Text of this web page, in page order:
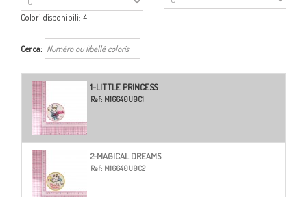
Colori disponibili: 4
Cerca:
1-LITTLE PRINCESS
Ref: M16640U0C1
2-MAGICAL DREAMS
Ref: M16640U0C2